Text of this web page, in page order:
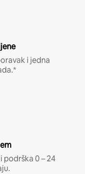
i jedna
podrška 0 – 24